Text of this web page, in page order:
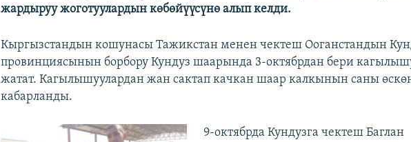
жардыруу жоготуулардын көбөйүүсүнө алып келди.
Кыргызстандын кошунасы Тажикстан менен чектеш Ооганстандын
провинциясынын борбору Кундуз шаарында 3-октябрдан бери
жатат. Кагылышуулардан жан сактап качкан шаар калкынын саны
кабарланды.
9-октябрда Кундузга чектеш Баглан